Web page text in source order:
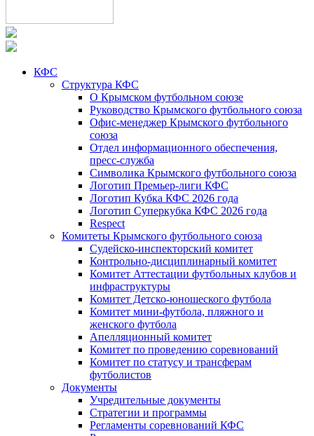
КФС
Структура КФС
О Крымском футбольном союзе
Руководство Крымского футбольного союза
Офис-менеджер Крымского футбольного
союза
Отдел информационного обеспечения,
пресс-служба
Символика Крымского футбольного союза
Логотип Премьер-лиги КФС
Логотип Кубка КФС 2026 года
Логотип Суперкубка КФС 2026 года
Respect
Комитеты Крымского футбольного союза
Судейско-инспекторский комитет
Контрольно-дисциплинарный комитет
Комитет Аттестации футбольных клубов и
инфраструктуры
Комитет Детско-юношеского футбола
Комитет мини-футбола, пляжного и
женского футбола
Апелляционный комитет
Комитет по проведению соревнований
Комитет по статусу и трансферам
футболистов
Документы
Учредительные документы
Стратегии и программы
Регламенты соревнований КФС